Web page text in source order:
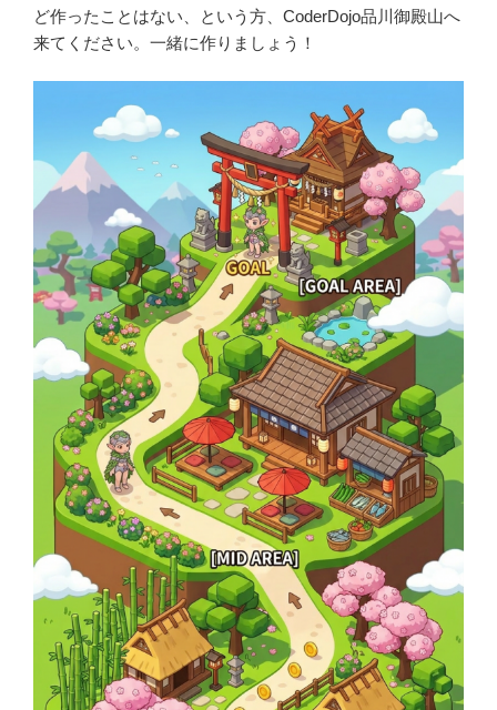
ど作ったことはない、という方、CoderDojo品川御殿山へ
来てください。一緒に作りましょう！